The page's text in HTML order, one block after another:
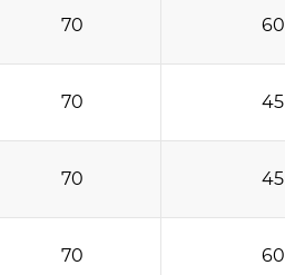
70 60
70 45
70 45
70 60